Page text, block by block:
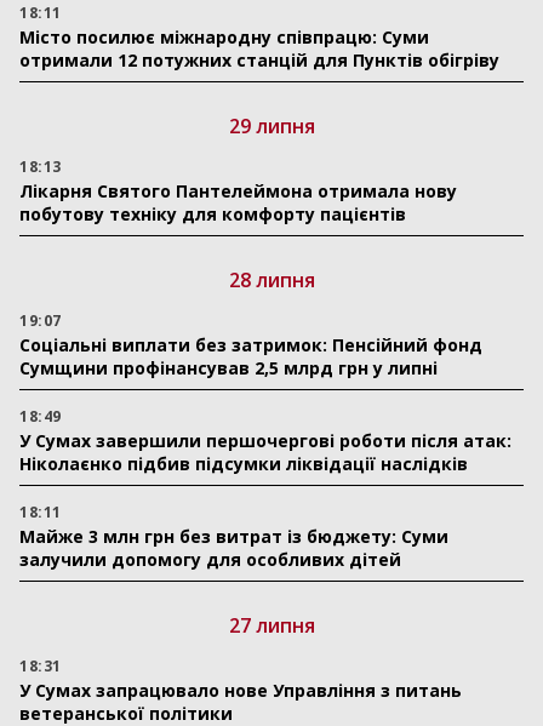
18:11
Місто посилює міжнародну співпрацю: Суми
отримали 12 потужних станцій для Пунктів обігріву
29 липня
18:13
Лікарня Святого Пантелеймона отримала нову
побутову техніку для комфорту пацієнтів
28 липня
19:07
Соціальні виплати без затримок: Пенсійний фонд
Сумщини профінансував 2,5 млрд грн у липні
18:49
У Сумах завершили першочергові роботи після атак:
Ніколаєнко підбив підсумки ліквідації наслідків
18:11
Майже 3 млн грн без витрат із бюджету: Суми
залучили допомогу для особливих дітей
27 липня
18:31
У Сумах запрацювало нове Управління з питань
ветеранської політики